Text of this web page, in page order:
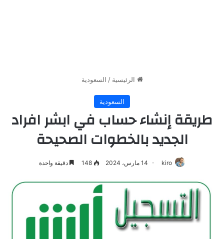
الرئيسية / السعودية
السعودية
طريقة إنشاء حساب في ابشر افراد
الجديد بالخطوات الصحيحة
kiro 14 مارس، 2024 148 دقيقة واحدة